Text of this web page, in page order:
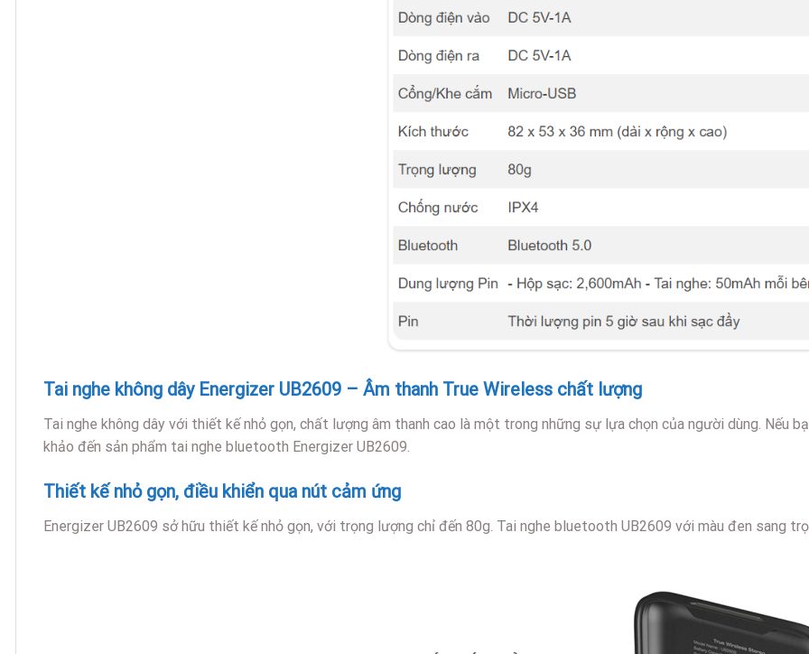
Tai nghe không dây Energizer UB2609 – Âm thanh True Wireless chất lượng
Tai nghe không dây với thiết kế nhỏ gọn, chất lượng âm thanh cao là một trong những sự lựa chọn của người dùng. Nếu
khảo đến sản phẩm tai nghe bluetooth Energizer UB2609.
Thiết kế nhỏ gọn, điều khiển qua nút cảm ứng
Energizer UB2609 sở hữu thiết kế nhỏ gọn, với trọng lượng chỉ đến 80g. Tai nghe bluetooth UB2609 với màu đen sang